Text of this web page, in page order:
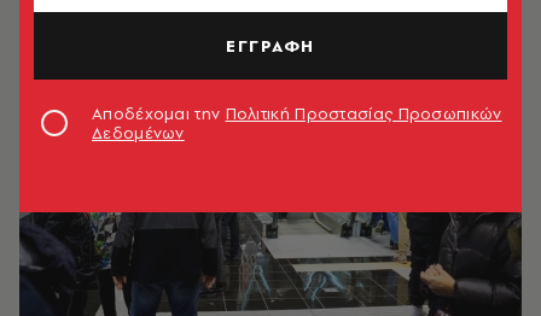
ΕΓΓΡΑΦΗ
Αποδέχομαι την Πολιτική Προστασίας Προσωπικών
Δεδομένων